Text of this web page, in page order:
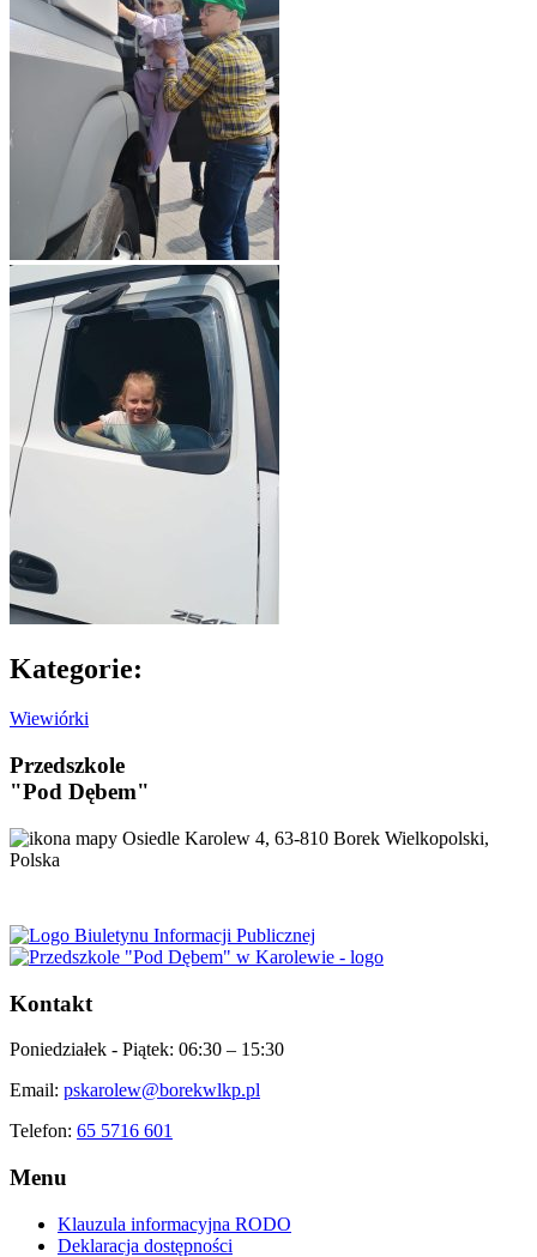
Kategorie:
Wiewiórki
Przedszkole
"Pod Dębem"
Osiedle Karolew 4, 63-810 Borek Wielkopolski,
Polska
Kontakt
Poniedziałek - Piątek: 06:30 – 15:30
Email: pskarolew@borekwlkp.pl
Telefon: 65 5716 601
Menu
Klauzula informacyjna RODO
Deklaracja dostępności